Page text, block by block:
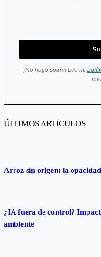
¡No hago spam! Lee mi
ÚLTIMOS ARTÍCULOS
Arroz sin origen: la
¿IA fuera de control?
ambiente